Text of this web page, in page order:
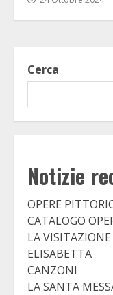
Cerca
Notizie
OPERE
CATALOGO
LA
ELISABETTA
CANZONI
LA SANTA